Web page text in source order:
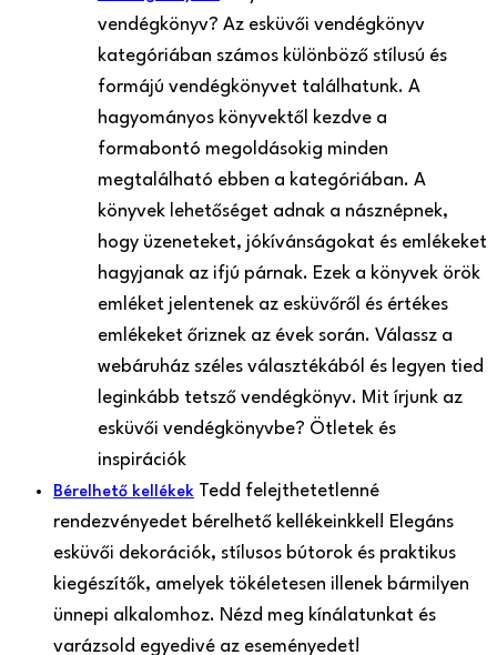
vendégkönyv? Az esküvői vendégkönyv
kategóriában számos különböző stílusú és
formájú vendégkönyvet találhatunk. A
hagyományos könyvektől kezdve a
formabontó megoldásokig minden
megtalálható ebben a kategóriában. A
könyvek lehetőséget adnak a násznépnek,
hogy üzeneteket, jókívánságokat és emlékeket
hagyjanak az ifjú párnak. Ezek a könyvek örök
emléket jelentenek az esküvőről és értékes
emlékeket őriznek az évek során. Válassz a
webáruház széles választékából és legyen tied
leginkább tetsző vendégkönyv. Mit írjunk az
esküvői vendégkönyvbe? Ötletek és
inspirációk
Bérelhető kellékek Tedd felejthetetlenné
rendezvényedet bérelhető kellékeinkkel! Elegáns
esküvői dekorációk, stílusos bútorok és praktikus
kiegészítők, amelyek tökéletesen illenek bármilyen
ünnepi alkalomhoz. Nézd meg kínálatunkat és
varázsold egyedivé az eseményedet!